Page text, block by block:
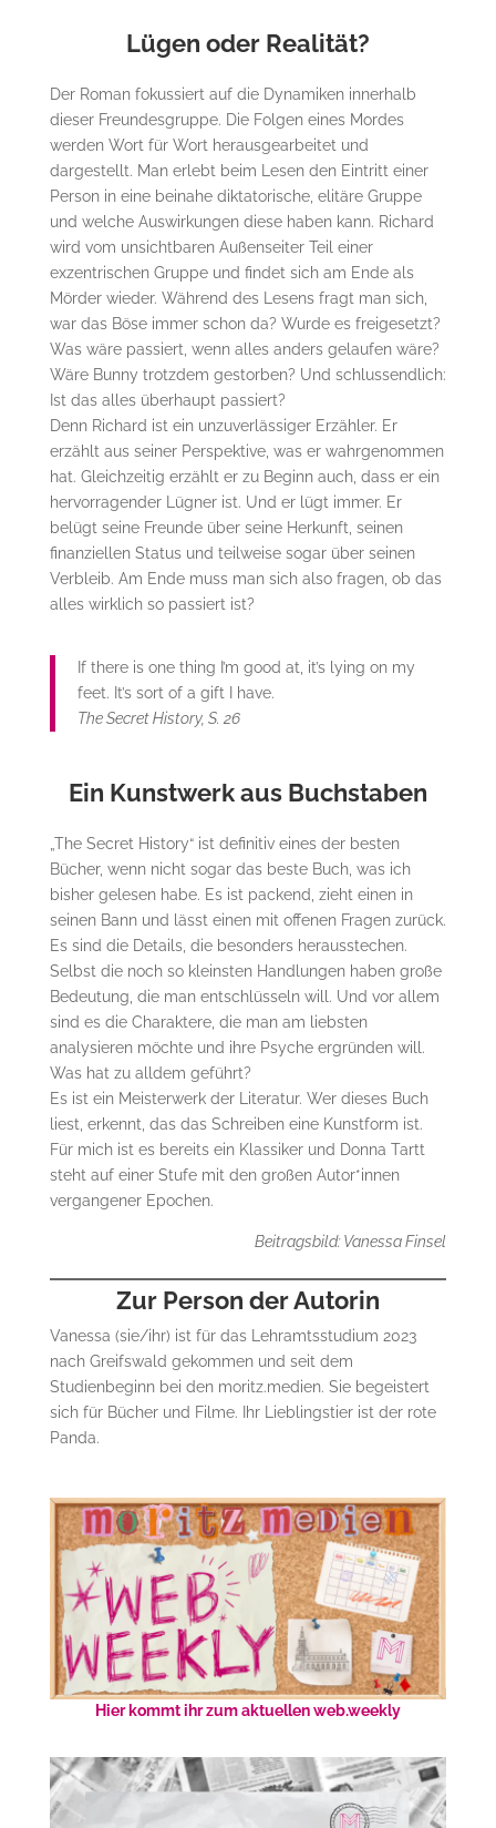
Lügen oder Realität?
Der Roman fokussiert auf die Dynamiken innerhalb
dieser Freundesgruppe. Die Folgen eines Mordes
werden Wort für Wort herausgearbeitet und
dargestellt. Man erlebt beim Lesen den Eintritt einer
Person in eine beinahe diktatorische, elitäre Gruppe
und welche Auswirkungen diese haben kann. Richard
wird vom unsichtbaren Außenseiter Teil einer
exzentrischen Gruppe und findet sich am Ende als
Mörder wieder. Während des Lesens fragt man sich,
war das Böse immer schon da? Wurde es freigesetzt?
Was wäre passiert, wenn alles anders gelaufen wäre?
Wäre Bunny trotzdem gestorben? Und schlussendlich:
Ist das alles überhaupt passiert?
Denn Richard ist ein unzuverlässiger Erzähler. Er
erzählt aus seiner Perspektive, was er wahrgenommen
hat. Gleichzeitig erzählt er zu Beginn auch, dass er ein
hervorragender Lügner ist. Und er lügt immer. Er
belügt seine Freunde über seine Herkunft, seinen
finanziellen Status und teilweise sogar über seinen
Verbleib. Am Ende muss man sich also fragen, ob das
alles wirklich so passiert ist?
If there is one thing I’m good at, it’s lying on my
feet. It’s sort of a gift I have.
The Secret History, S. 26
Ein Kunstwerk aus Buchstaben
„The Secret History“ ist definitiv eines der besten
Bücher, wenn nicht sogar das beste Buch, was ich
bisher gelesen habe. Es ist packend, zieht einen in
seinen Bann und lässt einen mit offenen Fragen zurück.
Es sind die Details, die besonders herausstechen.
Selbst die noch so kleinsten Handlungen haben große
Bedeutung, die man entschlüsseln will. Und vor allem
sind es die Charaktere, die man am liebsten
analysieren möchte und ihre Psyche ergründen will.
Was hat zu alldem geführt?
Es ist ein Meisterwerk der Literatur. Wer dieses Buch
liest, erkennt, das das Schreiben eine Kunstform ist.
Für mich ist es bereits ein Klassiker und Donna Tartt
steht auf einer Stufe mit den großen Autor*innen
vergangener Epochen.
Beitragsbild: Vanessa Finsel
Zur Person der Autorin
Vanessa (sie/ihr) ist für das Lehramtsstudium 2023
nach Greifswald gekommen und seit dem
Studienbeginn bei den moritz.medien. Sie begeistert
sich für Bücher und Filme. Ihr Lieblingstier ist der rote
Panda.
Hier kommt ihr zum aktuellen web.weekly